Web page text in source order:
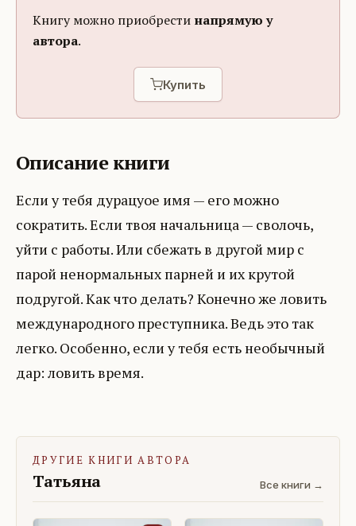
Книгу можно приобрести напрямую у
автора.
Купить
Описание книги
Если у тебя дурацуое имя — его можно
сократить. Если твоя начальница — сволочь,
уйти с работы. Или сбежать в другой мир с
парой ненормальных парней и их крутой
подругой. Как что делать? Конечно же ловить
международного преступника. Ведь это так
легко. Особенно, если у тебя есть необычный
дар: ловить время.
ДРУГИЕ КНИГИ АВТОРА
Татьяна Все книги →